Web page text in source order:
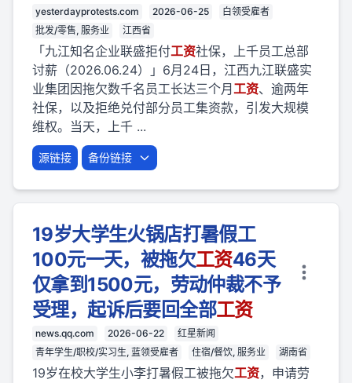
yesterdayprotests.com 2026-06-25
白领受雇者
批发/零售, 服务业
江西省
「九江知名企业联盛拒付工资社保，上千员工总部
讨薪（2026.06.24）」6月24日，江西九江联盛实
业集团因拖欠数千名员工长达三个月 工资、逾两年
社保，以及拒绝兑付部分员工集资款，引发大规模
维权。当天，上千 ...
源链接 备份链接
19岁大学生火锅店打暑假工
100元一天，被拖欠工资46天
仅拿到1500元，劳动仲裁不予
受理，起诉后要回全部工资
news.qq.com 2026-06-22
红星新闻
青年学生/职校/实习生, 蓝领受雇者
住宿/餐饮, 服务业 湖南省
19岁在校大学生小李打暑假工被拖欠工资，申请劳